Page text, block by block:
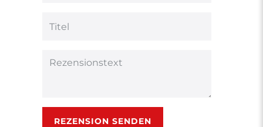
Bewertungssternen
Anzeigename
Rezensionstext
REZENSION SENDEN